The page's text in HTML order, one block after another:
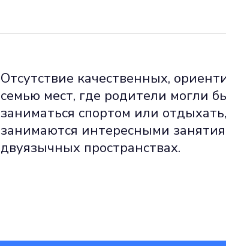
Отсутствие качественных,
семью мест, где родители могли
заниматься спортом или
занимаются интересными
двуязычных пространствах.